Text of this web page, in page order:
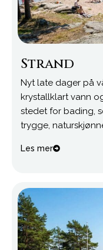
Strand
Nyt late dager på
krystallklart vann
stedet for bading,
trygge,
Les mer